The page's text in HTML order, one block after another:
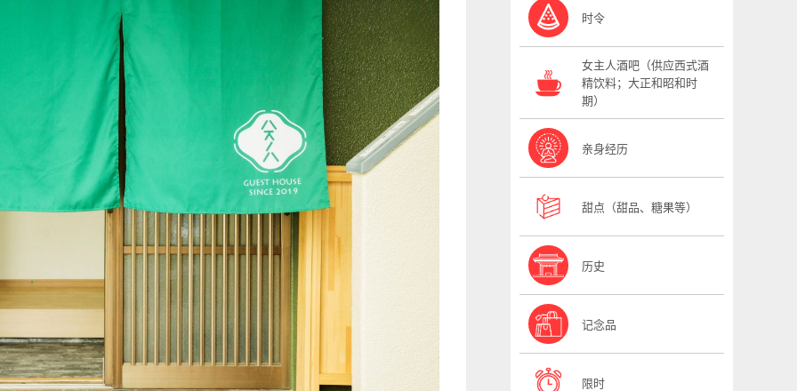
时令
女主人酒吧（供应西式酒
精饮料；大正和昭和时
期）
亲身经历
甜点（甜品、糖果等）
历史
记念品
限时